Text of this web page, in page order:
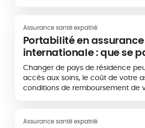
qu’une assurance expatrié plus
par exemple les soins aux États-
dépasser plusieurs milliers d’euros
L’objectif est donc de choisir une
adaptée à vos besoins réels, sans
garanties inutiles
Assurance santé expatrié
Portabilité en
internationale : que se
lorsque vous changez
Changer de pays de résidence
accès aux soins, le coût de votre
conditions de remboursement de
assurance santé permet parfois
Assurance santé expatrié